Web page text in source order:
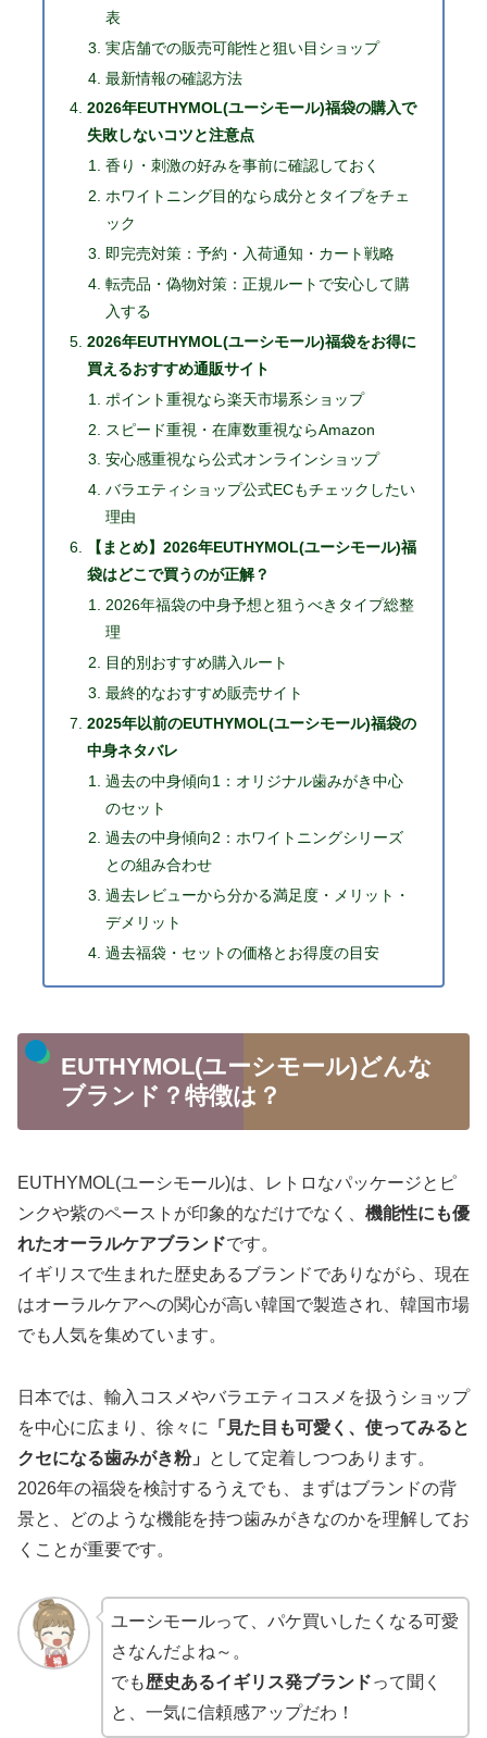
表
実店舗での販売可能性と狙い目ショップ
最新情報の確認方法
2026年EUTHYMOL(ユーシモール)福袋の購入で
失敗しないコツと注意点
香り・刺激の好みを事前に確認しておく
ホワイトニング目的なら成分とタイプをチェ
ック
即完売対策：予約・入荷通知・カート戦略
転売品・偽物対策：正規ルートで安心して購
入する
2026年EUTHYMOL(ユーシモール)福袋をお得に
買えるおすすめ通販サイト
ポイント重視なら楽天市場系ショップ
スピード重視・在庫数重視ならAmazon
安心感重視なら公式オンラインショップ
バラエティショップ公式ECもチェックしたい
理由
【まとめ】2026年EUTHYMOL(ユーシモール)福
袋はどこで買うのが正解？
2026年福袋の中身予想と狙うべきタイプ総整
理
目的別おすすめ購入ルート
最終的なおすすめ販売サイト
2025年以前のEUTHYMOL(ユーシモール)福袋の
中身ネタバレ
過去の中身傾向1：オリジナル歯みがき中心
のセット
過去の中身傾向2：ホワイトニングシリーズ
との組み合わせ
過去レビューから分かる満足度・メリット・
デメリット
過去福袋・セットの価格とお得度の目安
EUTHYMOL(ユーシモール)どんな
ブランド？特徴は？
EUTHYMOL(ユーシモール)は、レトロなパッケージとピ
ンクや紫のペーストが印象的なだけでなく、 機能性にも優
れたオーラルケアブランドです。
イギリスで生まれた歴史あるブランドでありながら、現在
はオーラルケアへの関心が高い韓国で製造され、韓国市場
でも人気を集めています。
日本では、輸入コスメやバラエティコスメを扱うショップ
を中心に広まり、徐々に
「見た目も可愛く、使ってみると
クセになる歯みがき粉」
として定着しつつあります。
2026年の福袋を検討するうえでも、まずはブランドの背
景と、どのような機能を持つ歯みがきなのかを理解してお
くことが重要です。
ユーシモールって、パケ買いしたくなる可愛
さなんだよね～。
でも歴史あるイギリス発ブランドって聞く
と、一気に信頼感アップだわ！